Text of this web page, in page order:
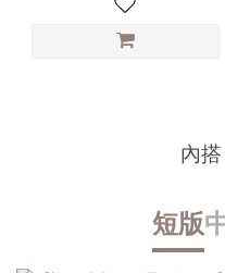
內
短版